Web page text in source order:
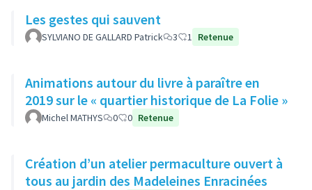
Les gestes qui sauvent
SYLVIANO DE GALLARD Patrick 3 1 Retenue
Animations autour du livre à paraître en
2019 sur le « quartier historique de La Folie »
Michel MATHYS 0 0 Retenue
Création d’un atelier permaculture ouvert à
tous au jardin des Madeleines Enracinées